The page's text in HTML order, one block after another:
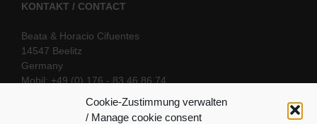
Cookie-Zustimmung verwalten
/ Manage cookie consent
KONTAKT / CONTACT
Beata & Horacio Cifuentes
14547 Beelitz
Germany
Mobil: +49 (0) 176 - 83 46 86 74
info@oriental-fantasy.com